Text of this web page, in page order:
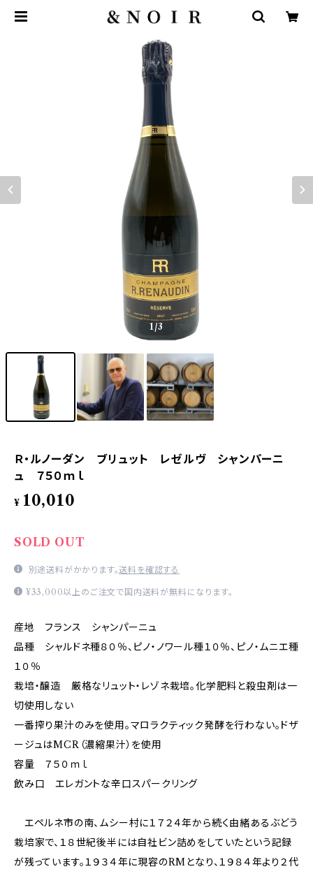
1/3
Ｒ・ルノーダン ブリュット レゼルヴ シャンパーニ
ュ ７５０ｍｌ
¥ 10,010
SOLD OUT
別途送料がかかります。送料を確認する
¥33,000以上のご注文で国内送料が無料になります。
産地 フランス シャンパーニュ
品種 シャルドネ種８０％、ピノ・ノワール種１０％、ピノ・ムニエ種
１０％
栽培・醸造 厳格なリュット・レゾネ栽培。化学肥料と殺虫剤は一
切使用しない
一番搾り果汁のみを使用。マロラクティック発酵を行わない。ドザ
ージュはMCR（濃縮果汁）を使用
容量 ７５０ｍｌ
飲み口 エレガントな辛口スパークリング
エペルネ市の南、ムシー村に１７２４年から続く由緒あるぶどう
栽培家で、１８世紀後半には自社ビン詰めをしていたという記録
が残っています。１９３４年に現容のRMとなり、１９８４年より２代